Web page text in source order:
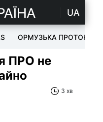
UA
ОРМУЗЬКА ПРОТОКА
ПРО не
3 хв